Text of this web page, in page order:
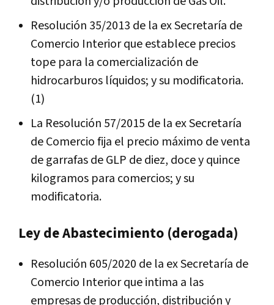
Resolución 35/2013 de la ex Secretaría de
Comercio Interior que establece precios
tope para la comercialización de
hidrocarburos líquidos; y su modificatoria.
(1)
La Resolución 57/2015 de la ex Secretaría
de Comercio fija el precio máximo de venta
de garrafas de GLP de diez, doce y quince
kilogramos para comercios; y su
modificatoria.
Ley de Abastecimiento (derogada)
Resolución 605/2020 de la ex Secretaría de
Comercio Interior que intima a las
empresas de producción, distribución y